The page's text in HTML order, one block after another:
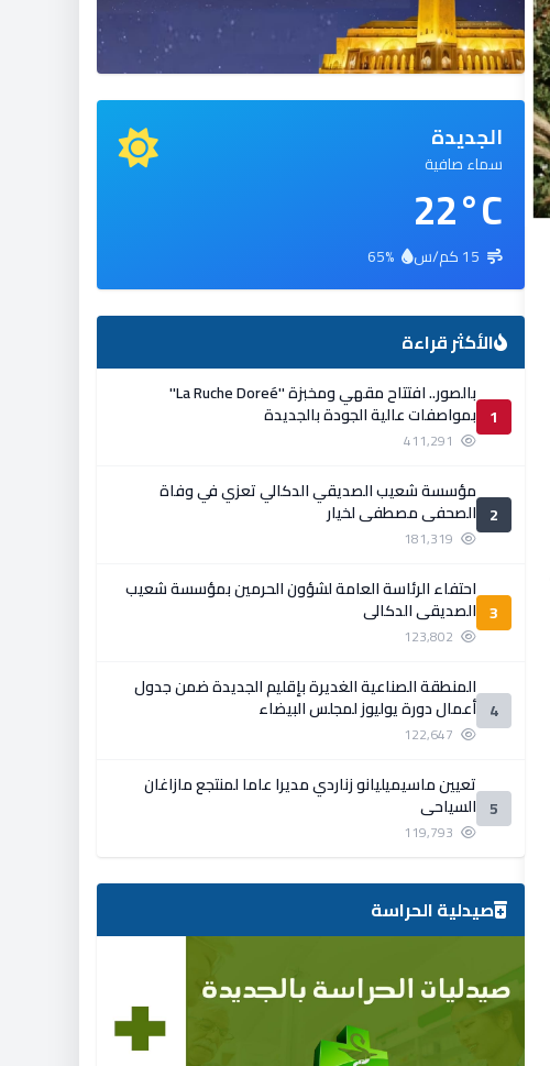
الجديدة
سماء صافية
22°C
الأكثر قراءة
1
بالصور.. افتتاح مقهي ومخبزة ''La Ruche Doreé''
بمواصفات عالية الجودة بالجديدة
2
مؤسسة شعيب الصديقي الدكالي تعزي في وفاة
الصحفي مصطفى لخيار
3
احتفاء الرئاسة العامة لشؤون الحرمين بمؤسسة شعيب
الصديقي الدكالي
4
المنطقة الصناعية الغديرة بإقليم الجديدة ضمن جدول
أعمال دورة يوليوز لمجلس البيضاء
5
تعيين ماسيميليانو زناردي مديرا عاما لمنتجع مازاغان
السياحي
صيدلية الحراسة